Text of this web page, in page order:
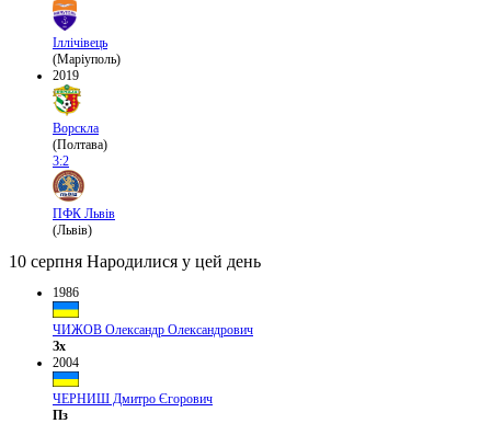
Іллічівець
(Маріуполь)
2019
Ворскла
(Полтава)
3:2
ПФК Львів
(Львів)
10 серпня Народилися у цей день
1986
ЧИЖОВ Олександр Олександрович
Зх
2004
ЧЕРНИШ Дмитро Єгорович
Пз